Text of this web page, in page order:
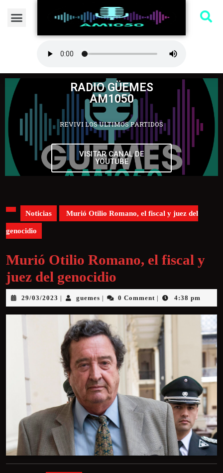
RADIO GÜEMES
AM1050
REVIVI LOS ULTIMOS PARTIDOS
VISITAR CANAL DE
YOUTUBE
Noticias Murió Otilio Romano, el fiscal y juez del
genocidio
Murió Otilio Romano, el fiscal y
juez del genocidio
29/03/2023 guemes 0 Comment 4:38 pm